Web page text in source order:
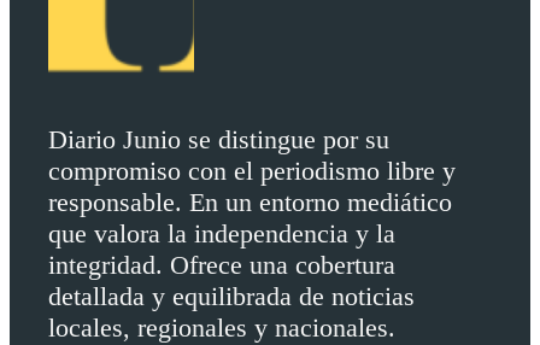
Diario Junio se distingue por su
compromiso con el periodismo libre y
responsable. En un entorno mediático
que valora la independencia y la
integridad. Ofrece una cobertura
detallada y equilibrada de noticias
locales, regionales y nacionales.